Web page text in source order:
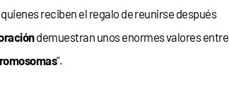
reciben el regalo de reunirse después
demuestran unos enormes valores entre
”.